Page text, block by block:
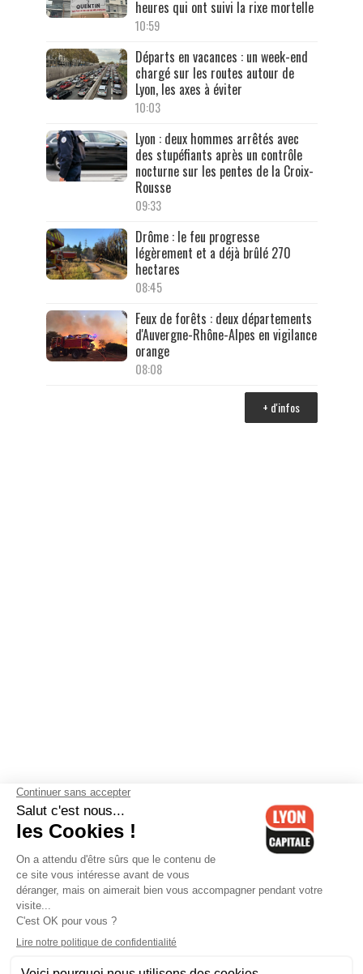
heures qui ont suivi la rixe mortelle
10:59
Départs en vacances : un week-end
chargé sur les routes autour de
Lyon, les axes à éviter
10:03
Lyon : deux hommes arrêtés avec
des stupéfiants après un contrôle
nocturne sur les pentes de la Croix-
Rousse
09:33
Drôme : le feu progresse
légèrement et a déjà brûlé 270
hectares
08:45
Feux de forêts : deux départements
d'Auvergne-Rhône-Alpes en vigilance
orange
08:08
+ d'infos